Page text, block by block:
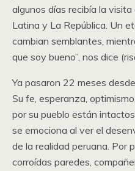
algunos días recibía la
Latina y La República. Un
cambian semblantes,
que soy bueno”, nos dice
Ya pasaron 22 meses
Su fe, esperanza,
por su pueblo están
se emociona al ver el
de la realidad peruana. Por
corroídas paredes,